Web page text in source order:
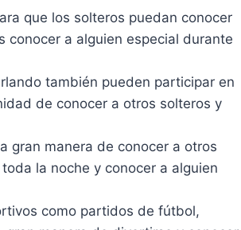
que los solteros puedan conocer
conocer a alguien especial durante
también pueden participar en
de conocer a otros solteros y
gran manera de conocer a otros
la noche y conocer a alguien
como partidos de fútbol,